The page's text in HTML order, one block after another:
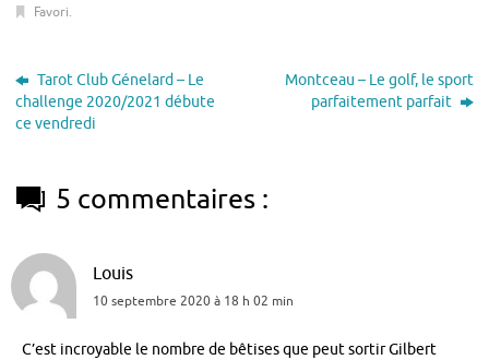
Favori.
Tarot Club Génelard – Le
challenge 2020/2021 débute
ce vendredi
Montceau – Le golf, le sport
parfaitement parfait
5 commentaires :
Louis
10 septembre 2020 à 18 h 02 min
C’est incroyable le nombre de bêtises que peut sortir Gilbert